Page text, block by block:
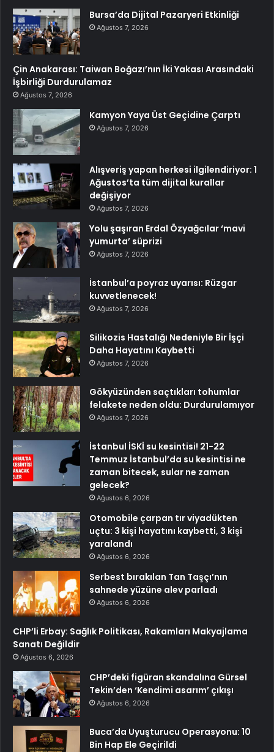
Bursa’da Dijital Pazaryeri Etkinliği
Ağustos 7, 2026
Çin Anakarası: Taiwan Boğazı’nın İki Yakası Arasındaki
İşbirliği Durdurulamaz
Ağustos 7, 2026
Kamyon Yaya Üst Geçidine Çarptı
Ağustos 7, 2026
Alışveriş yapan herkesi ilgilendiriyor: 1
Ağustos’ta tüm dijital kurallar
değişiyor
Ağustos 7, 2026
Yolu şaşıran Erdal Özyağcılar ‘mavi
yumurta’ süprizi
Ağustos 7, 2026
İstanbul’a poyraz uyarısı: Rüzgar
kuvvetlenecek!
Ağustos 7, 2026
Silikozis Hastalığı Nedeniyle Bir İşçi
Daha Hayatını Kaybetti
Ağustos 7, 2026
Gökyüzünden saçtıkları tohumlar
felakete neden oldu: Durdurulamıyor
Ağustos 7, 2026
İstanbul İSKİ su kesintisi! 21-22
Temmuz İstanbul’da su kesintisi ne
zaman bitecek, sular ne zaman
gelecek?
Ağustos 6, 2026
Otomobile çarpan tır viyadükten
uçtu: 3 kişi hayatını kaybetti, 3 kişi
yaralandı
Ağustos 6, 2026
Serbest bırakılan Tan Taşçı’nın
sahnede yüzüne alev parladı
Ağustos 6, 2026
CHP’li Erbay: Sağlık Politikası, Rakamları Makyajlama
Sanatı Değildir
Ağustos 6, 2026
CHP’deki figüran skandalına Gürsel
Tekin’den ‘Kendimi asarım’ çıkışı
Ağustos 6, 2026
Buca’da Uyuşturucu Operasyonu: 10
Bin Hap Ele Geçirildi